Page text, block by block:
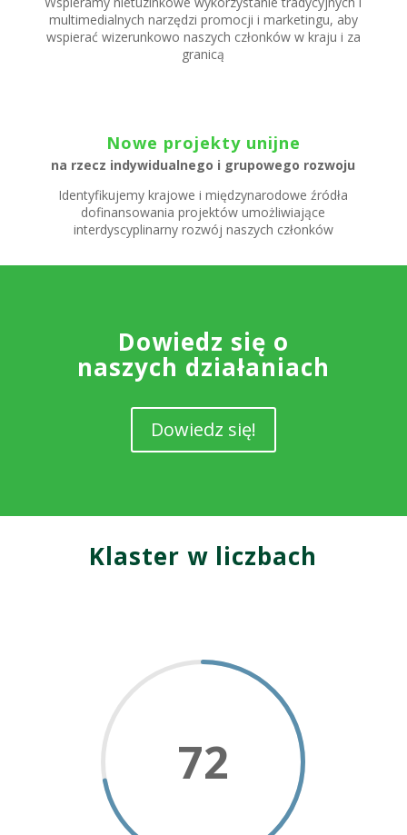
multimedialnych narzędzi promocji i marketingu, aby
wspierać wizerunkowo naszych członków w kraju i za
granicą
Nowe projekty unijne
na rzecz indywidualnego i grupowego rozwoju
Identyfikujemy krajowe i międzynarodowe źródła
dofinansowania projektów umożliwiające
interdyscyplinarny rozwój naszych członków
Dowiedz się o
naszych działaniach
Dowiedz się!
Klaster w liczbach
72